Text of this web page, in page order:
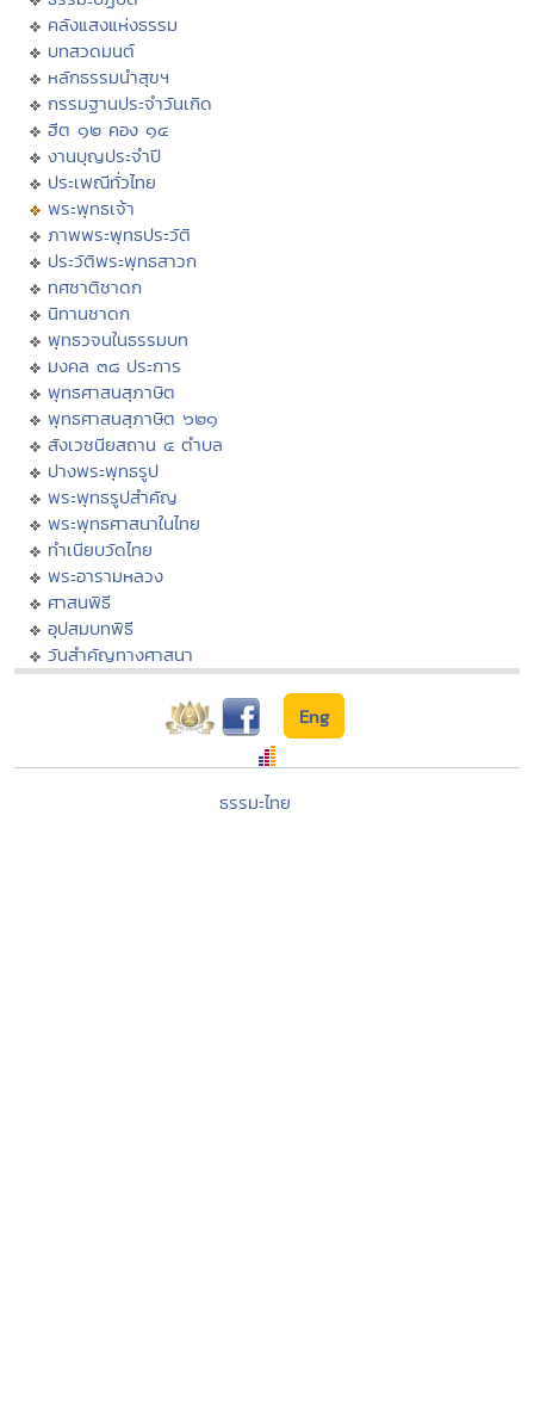
คลังแสงแห่งธรรม
บทสวดมนต์
หลักธรรมนำสุขฯ
กรรมฐานประจำวันเกิด
ฮีต ๑๒ คอง ๑๔
งานบุญประจำปี
ประเพณีทั่วไทย
พระพุทธเจ้า
ภาพพระพุทธประวัติ
ประวัติพระพุทธสาวก
ทศชาติชาดก
นิทานชาดก
พุทธวจนในธรรมบท
มงคล ๓๘ ประการ
พุทธศาสนสุภาษิต
พุทธศาสนสุภาษิต ๖๒๑
สังเวชนียสถาน ๔ ตำบล
ปางพระพุทธรูป
พระพุทธรูปสำคัญ
พระพุทธศาสนาในไทย
ทำเนียบวัดไทย
พระอารามหลวง
ศาสนพิธี
อุปสมบทพิธี
วันสำคัญทางศาสนา
Eng
ธรรมะไทย